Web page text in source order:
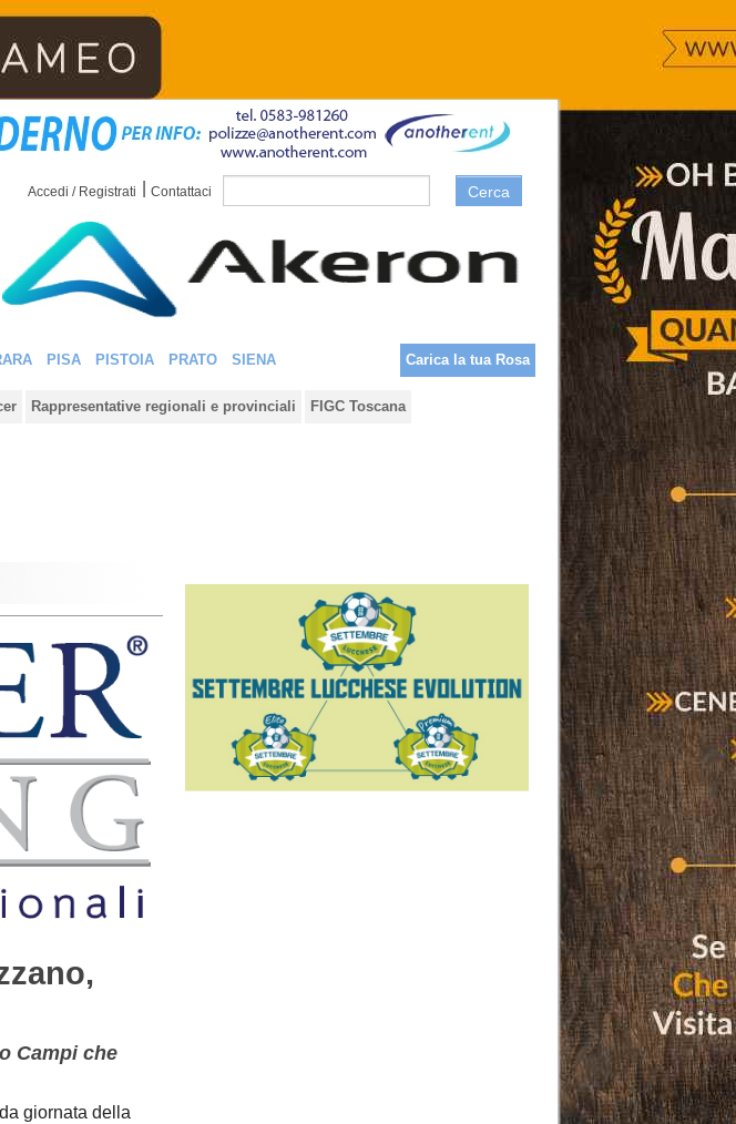
Accedi / Registrati Contattaci Cerca
PISA PISTOIA PRATO SIENA Carica la tua Rosa
Rappresentative regionali e provinciali FIGC Toscana
Campi che
giornata della